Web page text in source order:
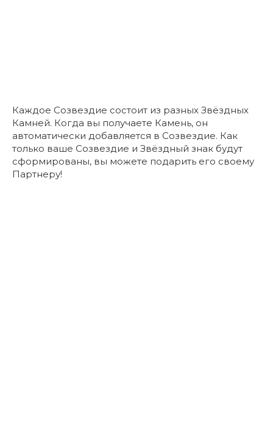
Каждое Созвездие состоит из разных Звёздных
Камней. Когда вы получаете Камень, он
автоматически добавляется в Созвездие. Как
только ваше Созвездие и Звёздный знак будут
сформированы, вы можете подарить его своему
Партнеру!